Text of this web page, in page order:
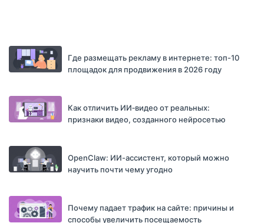
Где размещать рекламу в интернете: топ-10
площадок для продвижения в 2026 году
Как отличить ИИ‑видео от реальных:
признаки видео, созданного нейросетью
OpenClaw: ИИ-ассистент, который можно
научить почти чему угодно
Почему падает трафик на сайте: причины и
способы увеличить посещаемость